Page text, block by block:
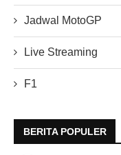
Jadwal MotoGP
Live Streaming
F1
BERITA POPULER